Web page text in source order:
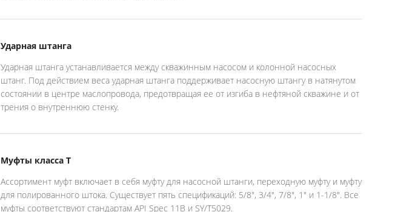
Ударная штанга
Ударная штанга устанавливается между скважинным насосом и колонной насосных
штанг. Под действием веса ударная штанга поддерживает насосную штангу в натянутом
состоянии в центре маслопровода, предотвращая ее от изгиба в нефтяной скважине и от
трения о внутреннюю стенку.
Муфты класса Т
Ассортимент муфт включает в себя муфту для насосной штанги, переходную муфту и муфту
для полированного штока. Существует пять спецификаций: 5/8", 3/4", 7/8", 1" и 1-1/8". Все
муфты соответствуют стандартам API Spec 11B и SY/T5029.